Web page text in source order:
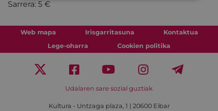
Sarrera: 5 €
Web mapa Irisgarritasuna
Kontaktua
Lege-oharra
Cookien politika
Udalaren sare sozial guztiak
Kultura - Untzaga plaza, 1 | 20600 Eibar